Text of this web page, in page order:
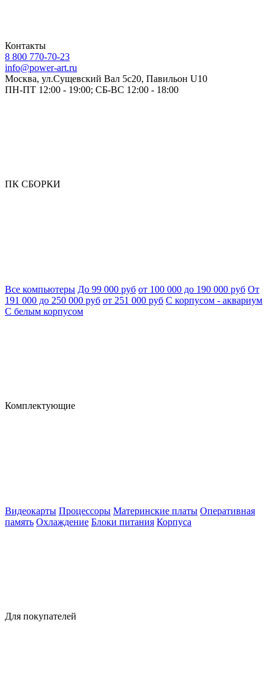
Контакты
8 800 770-70-23
info@power-art.ru
Москва, ул.Сущевский Вал 5с20, Павильон U10
ПН-ПТ 12:00 - 19:00; СБ-ВС 12:00 - 18:00
ПК СБОРКИ
Все компьютеры До 99 000 руб от 100 000 до 190 000 руб От
191 000 до 250 000 руб от 251 000 руб С корпусом - аквариум
С белым корпусом
Комплектующие
Видеокарты Процессоры Материнские платы Оперативная
память Охлаждение Блоки питания Корпуса
Для покупателей